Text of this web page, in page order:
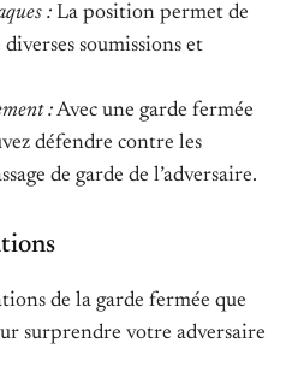
:La position permet de
soumissions et
:Avec une garde fermée
défendre contre les
de garde de l’adversaire.
de la garde fermée que
surprendre votre adversaire